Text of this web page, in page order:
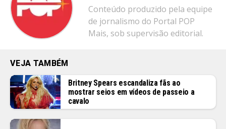
Conteúdo produzido pela equipe
de jornalismo do Portal POP
Mais, sob supervisão editorial.
VEJA TAMBÉM
Britney Spears escandaliza fãs ao
mostrar seios em vídeos de passeio a
cavalo